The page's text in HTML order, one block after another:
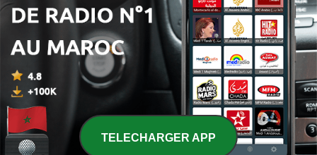
العلم والإيمان - د. مصطفى
محمود
قصص القرآن
TELECHARGER APP